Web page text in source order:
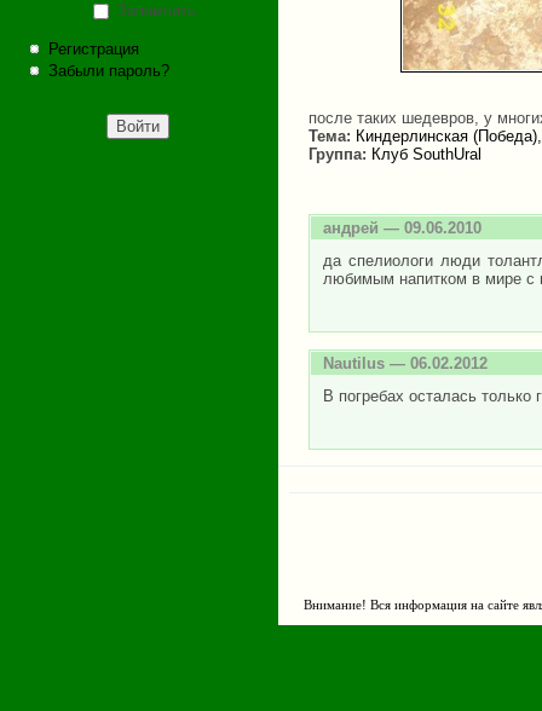
Запомнить
Регистрация
Забыли пароль?
после таких шедевров, у
Тема: Киндерлинская
Группа: Клуб SouthUral
андрей — 09.06.2010
да спелиологи люди
любимым напитком в мире с
Nautilus — 06.02.2012
В погребах осталась
Внимание! Вся информация на сайте